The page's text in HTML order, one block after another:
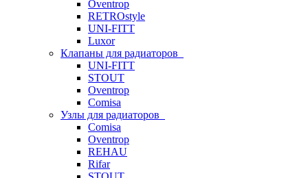
Oventrop
RETROstyle
UNI-FITT
Luxor
Клапаны для радиаторов
UNI-FITT
STOUT
Oventrop
Comisa
Узлы для радиаторов
Comisa
Oventrop
REHAU
Rifar